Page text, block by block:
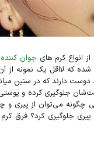
انواع کرم‌ های جوان
شده که لااقل یک نمونه از
دوست دارند که در سنین
جلوگیری کرده و
چگونه می‌توان از
جلوگیری کرد؟ فرق کرم